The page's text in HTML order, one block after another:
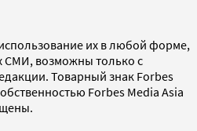
их в любой форме,
СМИ, возможны только с
Товарный знак Forbes
Forbes Media Asia